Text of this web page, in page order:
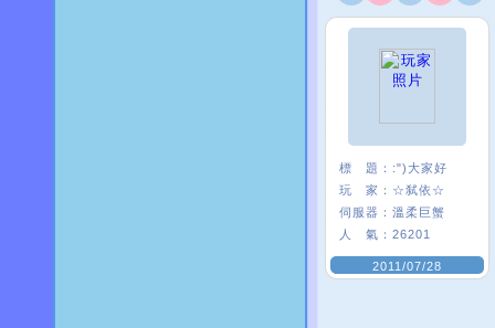
標 題： :")大家好
玩 家： ☆弑依☆
伺服器： 溫柔巨蟹
人 氣： 26201
2011/07/28